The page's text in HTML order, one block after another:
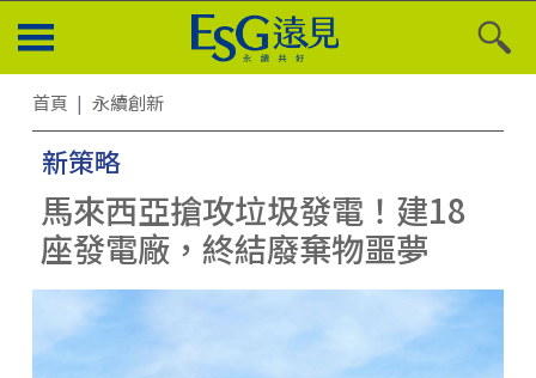
首頁 永續創新
新策略
馬來西亞搶攻垃圾發電！建18
座發電廠，終結廢棄物噩夢